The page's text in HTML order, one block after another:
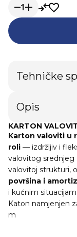
1
Tehničke
Opis
KARTON
Karton valoviti u
roli — izdržljiv i
valovitog srednjeg
valovitoj strukturi,
površina i
i kućnim
Katon namjenjen
m